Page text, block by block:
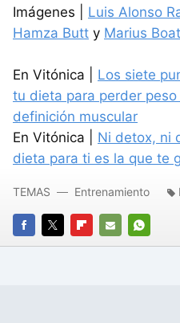
Imágenes | Luis Alonso
Hamza Butt y Marius
En Vitónica | Los siete
tu dieta para perder
definición muscular
En Vitónica | Ni detox, ni
dieta para ti es la que te
FACEBOOK
TWITTERFLIPBOARD
E-
TEMAS Entrenamiento